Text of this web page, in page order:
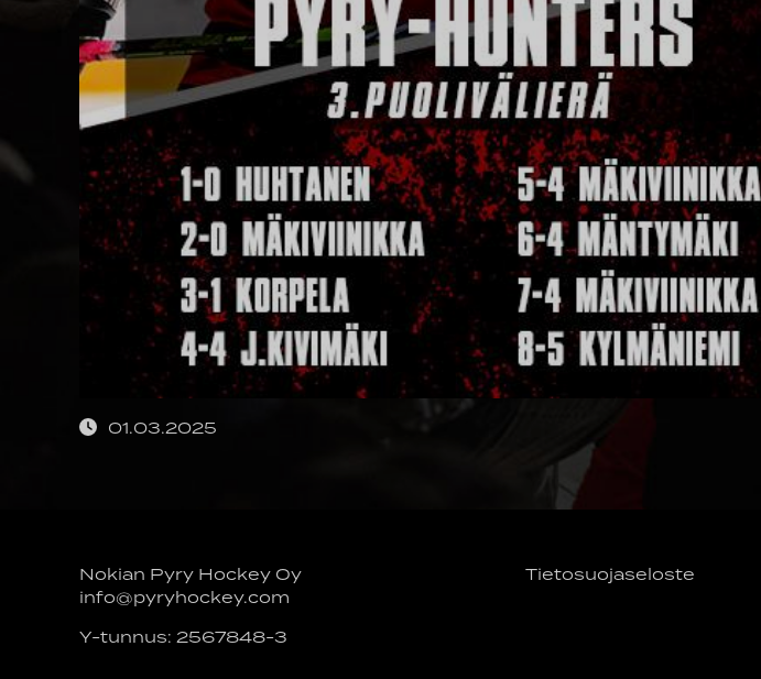
01.03.2025
Nokian Pyry Hockey Oy
info@pyryhockey.com
Y-tunnus: 2567848-3
Tietosuojaseloste